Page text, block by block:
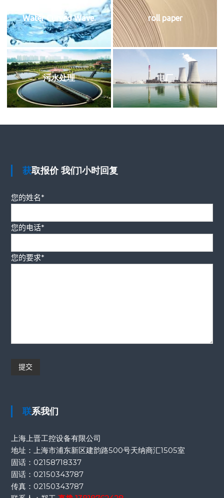
Water Curved Wave. roll paper
污水处理 电厂
获取报价 我们1小时回复
您的姓名*
您的电话*
您的要求*
联系我们
上海上晋工控设备有限公司
地址：上海市浦东新区建韵路500号天纳商汇1505室
固话： 02158718337
固话： 02150343787
传真： 02150343787